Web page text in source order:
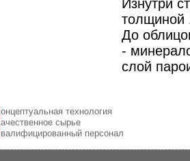
Изнутри
толщиной
До
-
слой
Концептуальная технология
Качественное сырье
Квалифицированный персонал